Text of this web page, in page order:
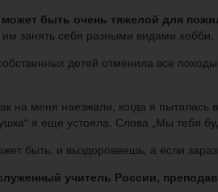
быть очень тяжелой для
занять себя разными видами
детей отменила все
на меня наезжали, когда я
я еще устояла. Слова „Мы тебя
быть, и выздоровеешь, а если
учитель России,